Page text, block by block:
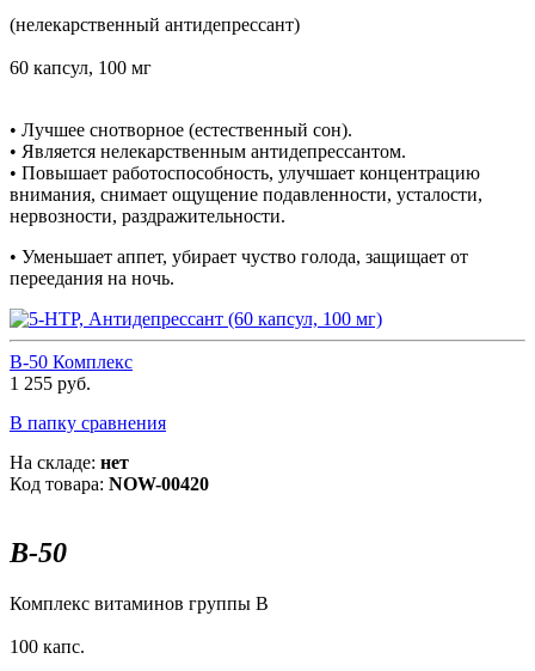
(нелекарственный антидепрессант)
60 капсул, 100 мг
• Лучшее снотворное (естественный сон).
• Является нелекарственным антидепрессантом.
• Повышает работоспособность, улучшает концентрацию
внимания, снимает ощущение подавленности, усталости,
нервозности, раздражительности.
• Уменьшает аппет, убирает чуство голода, защищает от
переедания на ночь.
В-50 Комплекс
1 255 руб.
В папку сравнения
На складе: нет
Код товара: NOW-00420
В-50
Комплекс витаминов группы B
100 капс.